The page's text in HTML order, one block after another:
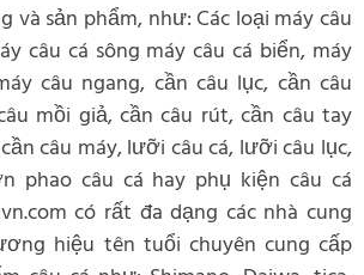
và sản phẩm, như: Các loại máy câu
câu cá sông máy câu cá biển, máy
câu ngang, cần câu lục, cần câu
mồi giả, cần câu rút, cần câu tay
câu máy, lưỡi câu cá, lưỡi câu lục,
phao câu cá hay phụ kiện câu cá
có rất đa dạng các nhà cung
hiệu tên tuổi chuyên cung cấp